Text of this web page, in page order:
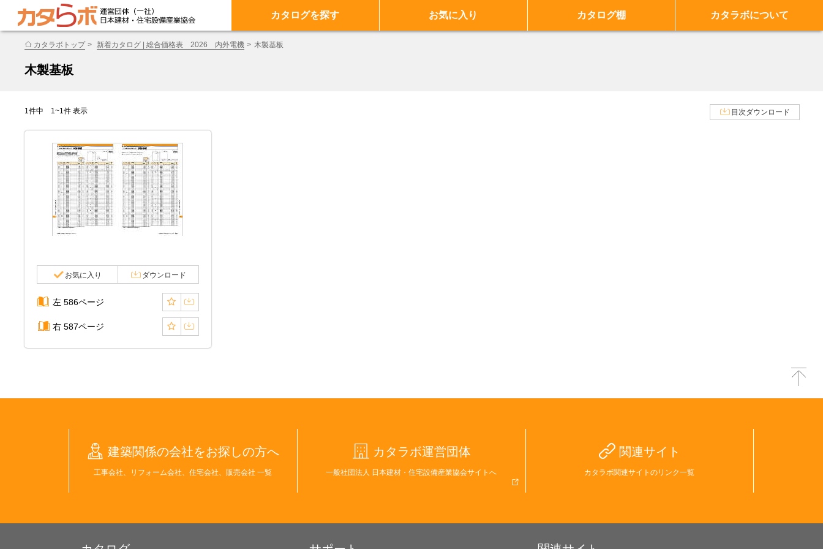
カタログを探す お気に入り カタログ棚 カタラボについて
カタラボトップ 新着カタログ | 総合価格表 2026 内外電機 木製基板
木製基板
1件中 1~1件 表示 目次ダウンロード
お気に入り ダウンロード
左 586ページ
右 587ページ
建築関係の会社をお探しの方へ
工事会社、リフォーム会社、住宅会社、販売会社 一覧
カタラボ運営団体
一般社団法人 日本建材・住宅設備産業協会サイトへ
関連サイト
カタラボ関連サイトのリンク一覧